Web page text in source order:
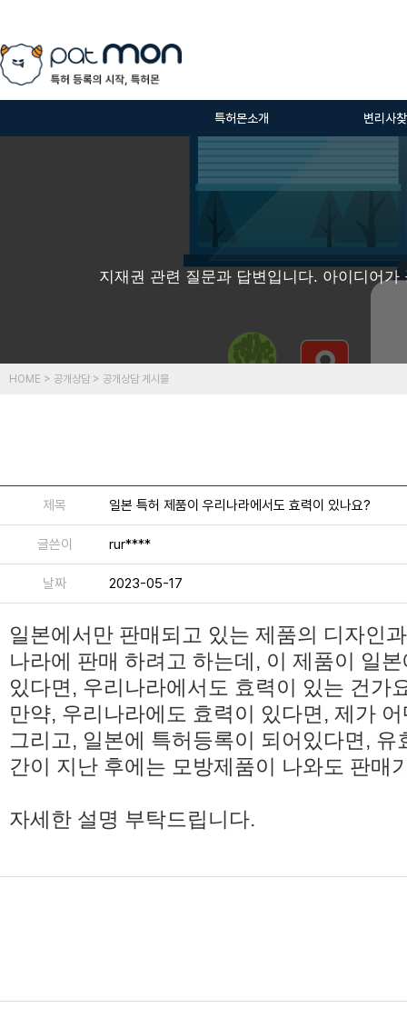
특허몬소개 변리사
지재권 관련 질문과 답변입니다. 아이디어
HOME > 공개상담 > 공개상담 게시물
제목 일본 특허 제품이 우리나라에서도 효력이 있나요?
글쓴이 rur****
날짜 2023-05-17
일본에서만 판매되고 있는 제품의 디자인
나라에 판매 하려고 하는데, 이 제품이 일
있다면, 우리나라에서도 효력이 있는 건가
만약, 우리나라에도 효력이 있다면, 제가
그리고, 일본에 특허등록이 되어있다면,
간이 지난 후에는 모방제품이 나와도 판매
자세한 설명 부탁드립니다.